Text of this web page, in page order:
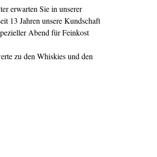
erwarten Sie in unserer
13 Jahren unsere Kundschaft
Abend für Feinkost
zu den Whiskies und den